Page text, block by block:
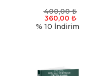
400,00₺
360,00 ₺
% 10 İndirim